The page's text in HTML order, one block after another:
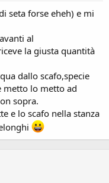
seta forse eheh) e mi
al
la giusta quantità
dallo scafo,specie
metto lo metto ad
sopra.
e lo scafo nella stanza